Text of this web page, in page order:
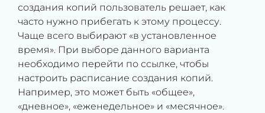
создания копий пользователь решает, как
часто нужно прибегать к этому процессу.
Чаще всего выбирают «в установленное
время». При выборе данного варианта
необходимо перейти по ссылке, чтобы
настроить расписание создания копий.
Например, это может быть «общее»,
«дневное», «еженедельное» и «месячное».